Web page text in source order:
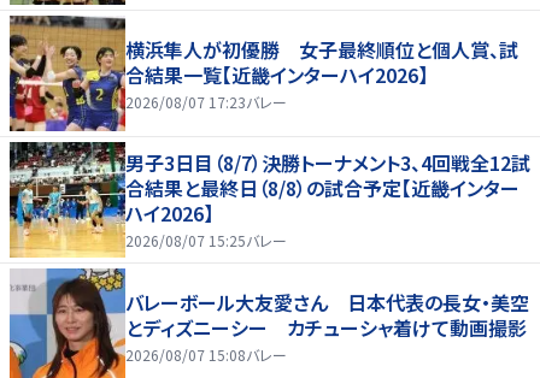
横浜隼人が初優勝 女子最終順位と個人賞、試
合結果一覧【近畿インターハイ2026】
2026/08/07 17:23バレー
男子3日目（8/7）決勝トーナメント3、4回戦全12試
合結果と最終日（8/8）の試合予定【近畿インター
ハイ2026】
2026/08/07 15:25バレー
バレーボール大友愛さん 日本代表の長女・美空
とディズニーシー カチューシャ着けて動画撮影
2026/08/07 15:08バレー